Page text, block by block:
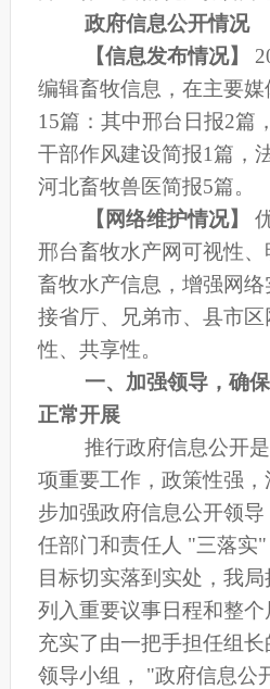
政府信息公开情况
【信息发布情况】
编辑畜牧信息，在主要
15篇：其中邢台日报2篇
干部作风建设简报1篇，
河北畜牧兽医简报5篇。
【网络维护情况】
邢台畜牧水产网可视性
畜牧水产信息，增强网
接省厅、兄弟市、县市
性、共享性。
一、加强领导，确
正常开展
推行政府信息公开
项重要工作，政策性强，
步加强政府信息公开领导
任部门和责任人 "三落实
目标切实落到实处，我
列入重要议事日程和整个
充实了由一把手担任组
领导小组， "政府信息公